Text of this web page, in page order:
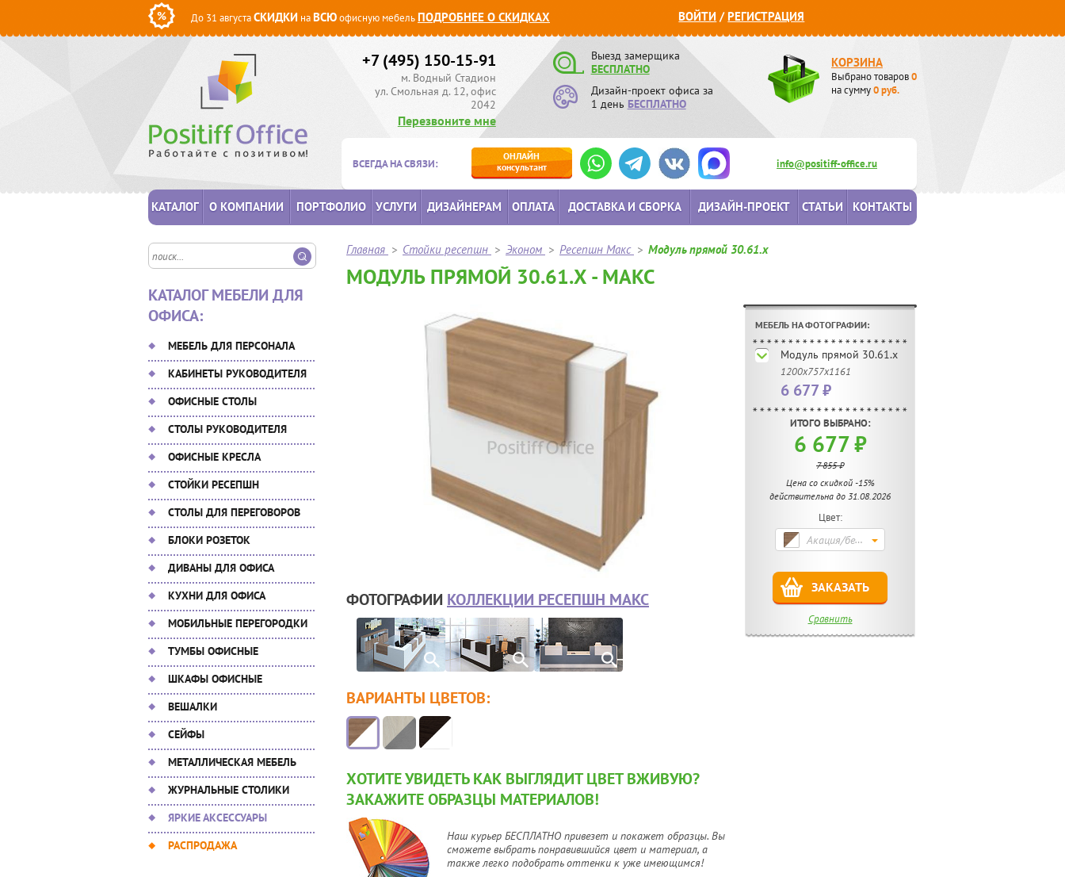
До 31 августаСКИДКИ наВСЮофисную мебельПОДРОБНЕЕ О СКИДКАХ ВОЙТИ /РЕГИСТРАЦИЯ
+7 (495) 150-15-91
м. Водный Стадион
ул. Смольная д. 12, офис
2042
Перезвоните мне
Выезд замерщика
БЕСПЛАТНО
Дизайн-проект офиса за
1 день БЕСПЛАТНО
КОРЗИНА
Выбрано товаров0
на сумму0руб.
ВСЕГДА НА СВЯЗИ:
ОНЛАЙН
консультант
info@positiff-office.ru
КАТАЛОГ О КОМПАНИИ ПОРТФОЛИО УСЛУГИ ДИЗАЙНЕРАМ ОПЛАТА ДОСТАВКА И СБОРКА ДИЗАЙН-ПРОЕКТ СТАТЬИ КОНТАКТЫ
КАТАЛОГ МЕБЕЛИ ДЛЯ
ОФИСА:
МЕБЕЛЬ ДЛЯ ПЕРСОНАЛА
КАБИНЕТЫ РУКОВОДИТЕЛЯ
ОФИСНЫЕ СТОЛЫ
СТОЛЫ РУКОВОДИТЕЛЯ
ОФИСНЫЕ КРЕСЛА
СТОЙКИ РЕСЕПШН
СТОЛЫ ДЛЯ ПЕРЕГОВОРОВ
БЛОКИ РОЗЕТОК
ДИВАНЫ ДЛЯ ОФИСА
КУХНИ ДЛЯ ОФИСА
МОБИЛЬНЫЕ ПЕРЕГОРОДКИ
ТУМБЫ ОФИСНЫЕ
ШКАФЫ ОФИСНЫЕ
ВЕШАЛКИ
СЕЙФЫ
МЕТАЛЛИЧЕСКАЯ МЕБЕЛЬ
ЖУРНАЛЬНЫЕ СТОЛИКИ
ЯРКИЕ АКСЕССУАРЫ
РАСПРОДАЖА
Главная > Стойки ресепшн > Эконом > Ресепшн Макс > Модуль прямой 30.61.х
МОДУЛЬ ПРЯМОЙ 30.61.Х - МАКС
ФОТОГРАФИИ КОЛЛЕКЦИИ РЕСЕПШН МАКС
МЕБЕЛЬ НА ФОТОГРАФИИ:
Модуль прямой 30.61.х
1200х757х1161
6 677 ₽
ИТОГО ВЫБРАНО:
6 677 ₽
7 855 ₽
Цена со скидкой -15%
действительна до 31.08.2026
Цвет:
Акация/белый
ЗАКАЗАТЬ
Сравнить
ВАРИАНТЫ ЦВЕТОВ:
ХОТИТЕ УВИДЕТЬ КАК ВЫГЛЯДИТ ЦВЕТ ВЖИВУЮ?
ЗАКАЖИТЕ ОБРАЗЦЫ МАТЕРИАЛОВ!
Наш курьер БЕСПЛАТНО привезет и покажет образцы. Вы
сможете выбрать понравившийся цвет и материал, а
также легко подобрать оттенки к уже имеющимся!